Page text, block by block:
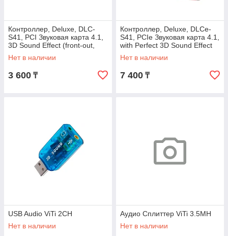
Контроллер, Deluxe, DLC-
S41, PCI Звуковая карта 4.1,
3D Sound Effect (front-out,
rear-out, line-in, MIC-in)
Нет в наличии
3 600 ₸
Контроллер, Deluxe, DLCe-
S41, PCIe Звуковая карта 4.1,
with Perfect 3D Sound Effect
(front-out, rear-out,
Нет в наличии
7 400 ₸
USB Audio ViTi 2CH
Нет в наличии
Аудио Сплиттер ViTi 3.5MH
Нет в наличии